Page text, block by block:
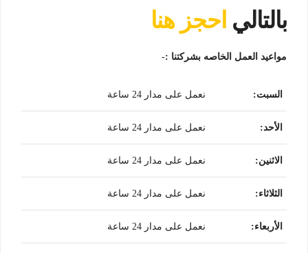
بالتالي احجز هنا
مواعيد العمل الخاصه بشركتنا :-
السبت: نعمل على مدار 24 ساعة
الأحد: نعمل على مدار 24 ساعة
الاثنين: نعمل على مدار 24 ساعة
الثلاثاء: نعمل على مدار 24 ساعة
الأربعاء: نعمل على مدار 24 ساعة